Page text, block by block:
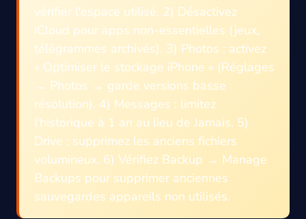
vérifier l'espace utilisé. 2) Désactivez
iCloud pour apps non-essentielles (jeux,
télégrammes archivés). 3) Photos : activez
« Optimiser le stockage iPhone » (Réglages
→ Photos → garde versions basse
résolution). 4) Messages : limitez
l'historique à 1 an au lieu de Jamais. 5)
Drive : supprimez les anciens fichiers
volumineux. 6) Vérifiez Backup → Manage
Backups pour supprimer anciennes
sauvegardes appareils non utilisés.